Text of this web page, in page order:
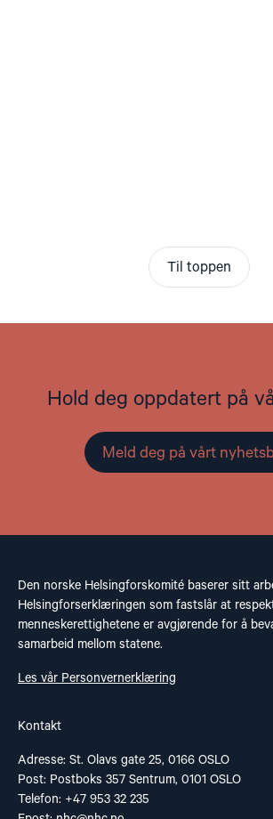
Til toppen
Hold deg oppdatert på
Meld deg på vårt
Den norske Helsingforskomité baserer sitt
Helsingforserklæringen som fastslår at
menneskerettighetene er avgjørende for å
samarbeid mellom statene.
Les vår Personvernerklæring
Kontakt
Adresse: St. Olavs gate 25, 0166 OSLO
Post: Postboks 357 Sentrum, 0101 OSLO
Telefon: +47 953 32 235